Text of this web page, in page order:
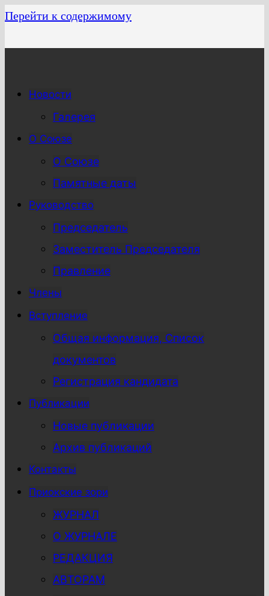
Перейти к содержимому
Новости
Галерея
О Союзе
О Союзе
Памятные даты
Руководство
Председатель
Заместитель Председателя
Правление
Члены
Вступление
Общая информация, Список
документов
Регистрация кандидата
Публикации
Новые публикации
Архив публикаций
Контакты
Приокские зори
ЖУРНАЛ
О ЖУРНАЛЕ
РЕДАКЦИЯ
АВТОРАМ